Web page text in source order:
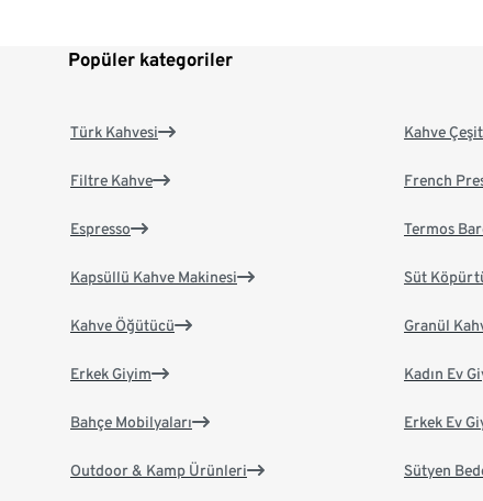
Popüler kategoriler
Türk Kahvesi
Filtre Kahve
Espresso
Kapsüllü Kahve Makinesi
Kahve Öğütücü
Kahve
French
Termos
Süt
Granül
Erkek Giyim
Bahçe Mobilyaları
Outdoor & Kamp Ürünleri
Kadın Ev
Erkek Ev
Sütyen